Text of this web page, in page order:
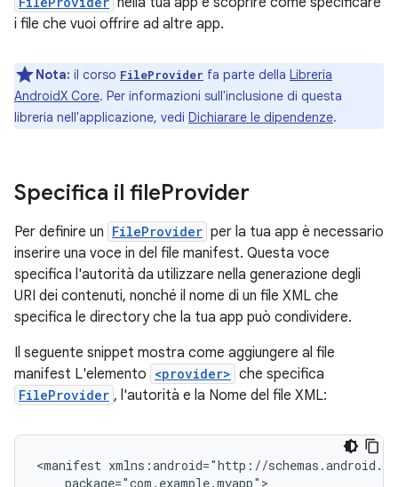
i file che vuoi offrire ad altre app.
Nota: il corso FileProvider fa parte della Libreria
AndroidX Core. Per informazioni sull'inclusione di questa
libreria nell'applicazione, vedi Dichiarare le dipendenze.
Specifica il fileProvider
Per definire un FileProvider per la tua app è necessario
inserire una voce in del file manifest. Questa voce
specifica l'autorità da utilizzare nella generazione degli
URI dei contenuti, nonché il nome di un file XML che
specifica le directory che la tua app può condividere.
Il seguente snippet mostra come aggiungere al file
manifest L'elemento <provider> che specifica
FileProvider , l'autorità e la Nome del file XML:
<manifest